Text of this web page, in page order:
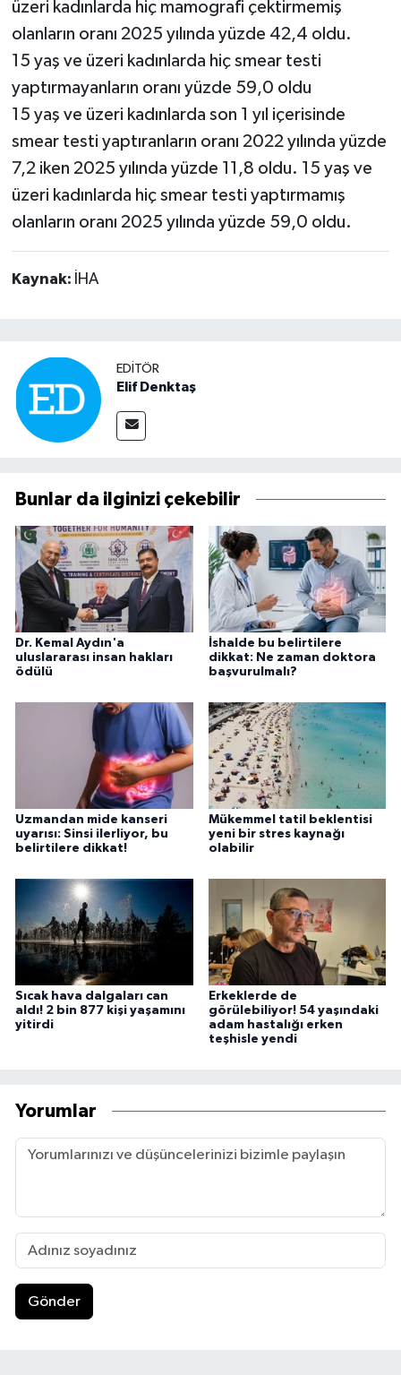
üzeri kadınlarda hiç mamografi çektirmemiş
olanların oranı 2025 yılında yüzde 42,4 oldu.
15 yaş ve üzeri kadınlarda hiç smear testi
yaptırmayanların oranı yüzde 59,0 oldu
15 yaş ve üzeri kadınlarda son 1 yıl içerisinde
smear testi yaptıranların oranı 2022 yılında yüzde
7,2 iken 2025 yılında yüzde 11,8 oldu. 15 yaş ve
üzeri kadınlarda hiç smear testi yaptırmamış
olanların oranı 2025 yılında yüzde 59,0 oldu.
Kaynak: İHA
EDITÖR
Elif Denktaş
Bunlar da ilginizi çekebilir
Dr. Kemal Aydın'a
uluslararası insan hakları
ödülü
İshalde bu belirtilere
dikkat: Ne zaman doktora
başvurulmalı?
Uzmandan mide kanseri
uyarısı: Sinsi ilerliyor, bu
belirtilere dikkat!
Mükemmel tatil beklentisi
yeni bir stres kaynağı
olabilir
Sıcak hava dalgaları can
aldı! 2 bin 877 kişi yaşamını
yitirdi
Erkeklerde de
görülebiliyor! 54 yaşındaki
adam hastalığı erken
teşhisle yendi
Yorumlar
Gönder